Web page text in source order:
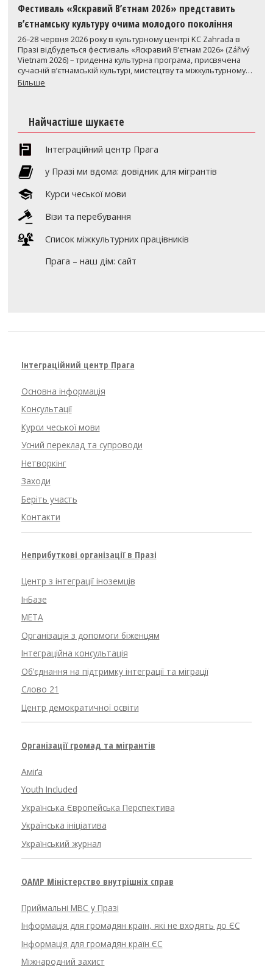
Фестиваль «Яскравий В’єтнам 2026» представить
в’єтнамську культуру очима молодого покоління
26–28 червня 2026 року в культурному центрі KC Zahrada в
Празі відбудеться фестиваль «Яскравий В’єтнам 2026» (Zářivý
Vietnam 2026) – триденна культурна програма, присвячена
сучасній в’єтнамській культурі, мистецтву та міжкультурному…
Більше
Найчастіше шукаєте
Інтеграційний центр Прага
y Празі ми вдома: довідник для мігрантів
Курси чеської мови
Візи та перебування
Список міжкультурних працівників
Прага – наш дім: сайт
Інтеграційний центр Прага
Основна інформація
Консультації
Курси чеської мови
Усний переклад та супроводи
Нетворкінг
Заходи
Беріть участь
Контакти
Неприбуткові організації в Празі
Центр з інтеграції іноземців
ІнБазе
META
Організація з допомоги біженцям
Інтеграційна консультація
Об’єднання на підтримку інтеграції та міграції
Слово 21
Центр демократичної освіти
Організації громад та мігрантів
Аміґа
Youth Included
Українська Європейська Перспектива
Українська ініціатива
Український журнал
OAMP Міністерство внутрішніх справ
Приймальні МВС у Празі
Інформація для громадян країн, які не входять до ЄС
Інформація для громадян країн ЄС
Міжнародний захист